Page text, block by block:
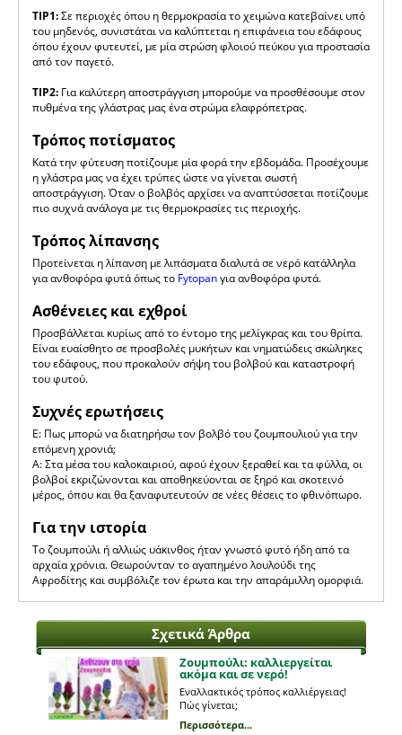
TIP1:Σε περιοχές όπου η θερμοκρασία το χειμώνα κατεβαίνει υπό
του μηδενός, συνιστάται να καλύπτεται η επιφάνεια του εδάφους
όπου έχουν φυτευτεί, με μία στρώση φλοιού πεύκου για προστασία
από τον παγετό.
TIP2: Για καλύτερη αποστράγγιση μπορούμε να προσθέσουμε στον
πυθμένα της γλάστρας μας ένα στρώμα ελαφρόπετρας.
Τρόπος ποτίσματος
Κατά την φύτευση ποτίζουμε μία φορά την εβδομάδα. Προσέχουμε
η γλάστρα μας να έχει τρύπες ώστε να γίνεται σωστή
αποστράγγιση. Όταν ο βολβός αρχίσει να αναπτύσσεται ποτίζουμε
πιο συχνά ανάλογα με τις θερμοκρασίες τις περιοχής.
Τρόπος λίπανσης
Προτείνεται η λίπανση με λιπάσματα διαλυτά σε νερό κατάλληλα
για ανθοφόρα φυτά όπως το Fytopanγια ανθοφόρα φυτά.
Ασθένειες και εχθροί
Προσβάλλεται κυρίως από το έντομο της μελίγκρας και του θρίπα.
Είναι ευαίσθητο σε προσβολές μυκήτων και νηματώδεις σκώληκες
του εδάφους, που προκαλούν σήψη του βολβού και καταστροφή
του φυτού.
Συχνές ερωτήσεις
Ε: Πως μπορώ να διατηρήσω τον βολβό του ζουμπουλιού για την
επόμενη χρονιά;
Α: Στα μέσα του καλοκαιριού, αφού έχουν ξεραθεί και τα φύλλα, οι
βολβοί εκριζώνονται και αποθηκεύονται σε ξηρό και σκοτεινό
μέρος, όπου και θα ξαναφυτευτούν σε νέες θέσεις το φθινόπωρο.
Για την ιστορία
Το ζουμπούλι ή αλλιώς υάκινθος ήταν γνωστό φυτό ήδη από τα
αρχαία χρόνια. Θεωρούνταν το αγαπημένο λουλούδι της
Αφροδίτης και συμβόλιζε τον έρωτα και την απαράμιλλη ομορφιά.
Σχετικά Άρθρα
Ζουμπούλι: καλλιεργείται
ακόμα και σε νερό!
Εναλλακτικός τρόπος καλλιέργειας!
Πώς γίνεται;
Περισσότερα...